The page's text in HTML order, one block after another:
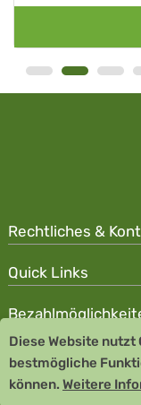
Rechtliches &
Quick Links
Copyright © 2026
Remedia
Diese Website nutzt
bestmögliche
können. Weitere